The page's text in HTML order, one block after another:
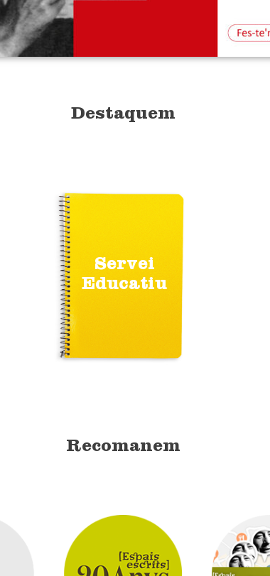
Destaquem
Servei
Educatiu
Recomanem